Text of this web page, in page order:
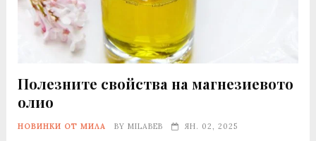
Полезните свойства на магнезиевото
олио
НОВИНКИ ОТ МИЛА BY MILABEB ЯН. 02, 2025